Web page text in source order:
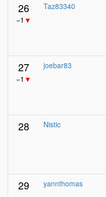
26
−1 ▼
Taz83340
27
−1 ▼
joebar83
28 Nistic
29 yannthomas